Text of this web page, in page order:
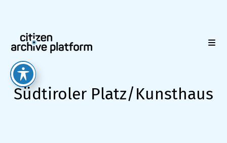
springen
Südtiroler Platz/Kunsthaus